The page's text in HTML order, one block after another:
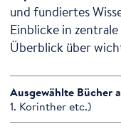
und fundiertes
Einblicke in
Überblick über
Ausgewählte Bücher
1. Korinther etc.)